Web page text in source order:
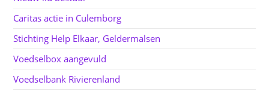
Caritas actie in Culemborg
Stichting Help Elkaar, Geldermalsen
Voedselbox aangevuld
Voedselbank Rivierenland